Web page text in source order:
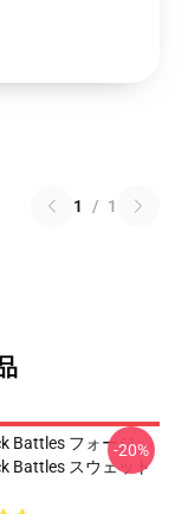
1 / 1
Battles フォージ
Battles スウェット
-20%